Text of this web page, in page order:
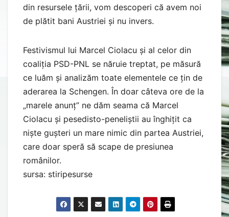
din resursele țării, vom descoperi că avem noi
de plătit bani Austriei și nu invers.
Festivismul lui Marcel Ciolacu și al celor din
coaliția PSD-PNL se năruie treptat, pe măsură
ce luăm și analizăm toate elementele ce țin de
aderarea la Schengen. În doar câteva ore de la
„marele anunț” ne dăm seama că Marcel
Ciolacu și pesedisto-peneliștii au înghițit ca
niște gușteri un mare nimic din partea Austriei,
care doar speră să scape de presiunea
românilor.
sursa: stiripesurse